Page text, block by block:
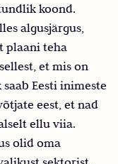
koond.
algusjärgus,
plaani teha
et mis on
Eesti inimeste
eest, et nad
ellu viia.
olid oma